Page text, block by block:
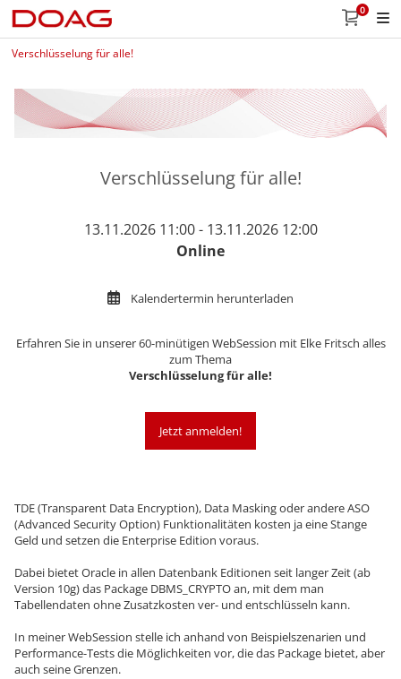
0
Verschlüsselung für alle!
Verschlüsselung für alle!
13.11.2026 11:00 - 13.11.2026 12:00
Online
Kalendertermin herunterladen
Erfahren Sie in unserer 60-minütigen WebSession mit Elke Fritsch alles
zum Thema
Verschlüsselung für alle!
Jetzt anmelden!
TDE (Transparent Data Encryption), Data Masking oder andere ASO
(Advanced Security Option) Funktionalitäten kosten ja eine Stange
Geld und setzen die Enterprise Edition voraus.
Dabei bietet Oracle in allen Datenbank Editionen seit langer Zeit (ab
Version 10g) das Package DBMS_CRYPTO an, mit dem man
Tabellendaten ohne Zusatzkosten ver- und entschlüsseln kann.
In meiner WebSession stelle ich anhand von Beispielszenarien und
Performance-Tests die Möglichkeiten vor, die das Package bietet, aber
auch seine Grenzen.